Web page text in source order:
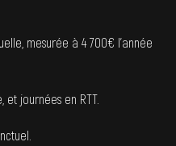
mesurée à 4 700€ l’année
et journées en RTT.